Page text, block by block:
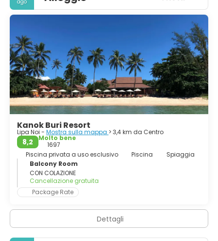
numero di visitatori. [1] Sull'isola sono presenti abbondanti
risorse turistiche, spiagge sabbiose, barriere coralline e
ago
Kanok Buri Resort
Lipa Noi - Mostra sulla mappa > 3,4 km da Centro
8,2
Molto bene
1697
Piscina privata a uso esclusivo
Piscina
Spiaggia
Balcony Room
CON COLAZIONE
Cancellazione gratuita
Package Rate
Dettagli